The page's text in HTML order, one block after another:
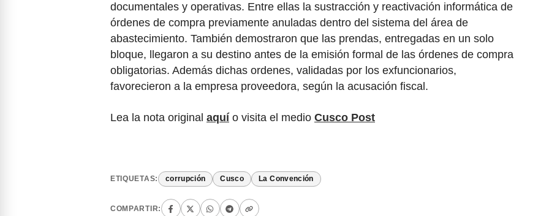
documentales y operativas. Entre ellas la sustracción y reactivación informática de
órdenes de compra previamente anuladas dentro del sistema del área de
abastecimiento. También demostraron que las prendas, entregadas en un solo
bloque, llegaron a su destino antes de la emisión formal de las órdenes de compra
obligatorias. Además dichas ordenes, validadas por los exfuncionarios,
favorecieron a la empresa proveedora, según la acusación fiscal.
Lea la nota original aquí o visita el medio Cusco Post
ETIQUETAS: corrupción Cusco La Convención
COMPARTIR: